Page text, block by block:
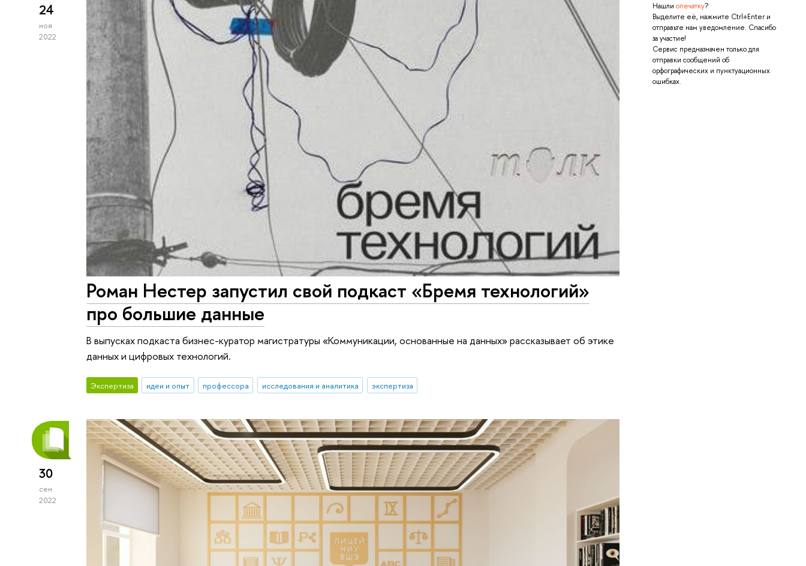
Нашли опечатку?
Выделите её, нажмите Ctrl+Enter и
отправьте нам уведомление. Спасибо
за участие!
Сервис предназначен только для
отправки сообщений об
орфографических и пунктуационных
ошибках.
24
ноя
2022
Роман Нестер запустил свой подкаст ​«Бремя технологий»
про большие данные
В выпусках подкаста бизнес-куратор магистратуры «Коммуникации, основанные на данных» рассказывает об этике
данных и цифровых технологий.
Экспертиза идеи и опыт профессора исследования и аналитика экспертиза
30
сен
2022